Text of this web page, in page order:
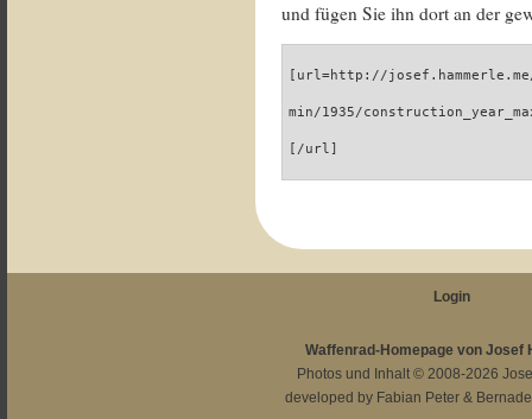
und fügen Sie ihn dort an der
[url=http://
min/1935/
[/url]
Login
Waffenrad-Homepage von Josef
Photos und Inhalt © 2008-2026
developed by Fabian Peter &